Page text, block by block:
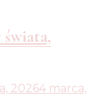
20264 marca,